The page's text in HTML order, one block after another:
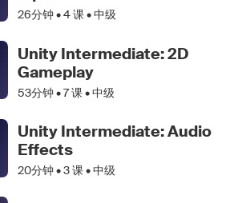
26分钟 •4课 • 中级
Unity Intermediate: 2D
Gameplay
53分钟 •7课 • 中级
Unity Intermediate: Audio
Effects
20分钟 •3课 • 中级